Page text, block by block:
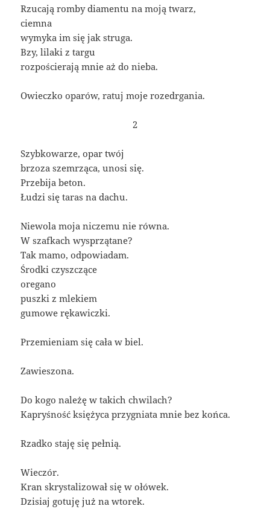
Rzucają romby diamentu na moją twarz,
ciemna
wymyka im się jak struga.
Bzy, lilaki z targu
rozpościerają mnie aż do nieba.
Owieczko oparów, ratuj moje rozedrgania.
2
Szybkowarze, opar twój
brzoza szemrząca, unosi się.
Przebija beton.
Łudzi się taras na dachu.
Niewola moja niczemu nie równa.
W szafkach wysprzątane?
Tak mamo, odpowiadam.
Środki czyszczące
oregano
puszki z mlekiem
gumowe rękawiczki.
Przemieniam się cała w biel.
Zawieszona.
Do kogo należę w takich chwilach?
Kapryśność księżyca przygniata mnie bez końca.
Rzadko staję się pełnią.
Wieczór.
Kran skrystalizował się w ołówek.
Dzisiaj gotuję już na wtorek.